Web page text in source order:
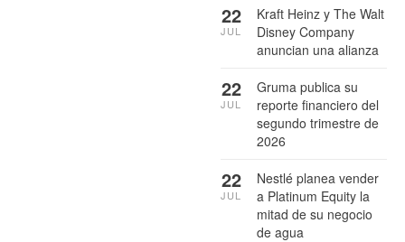
Kraft Heinz y The Walt
Disney Company
anuncian una alianza
22
JUL
Gruma publica su
reporte financiero del
segundo trimestre de
2026
22
JUL
Nestlé planea vender
a Platinum Equity la
mitad de su negocio
de agua
22
JUL